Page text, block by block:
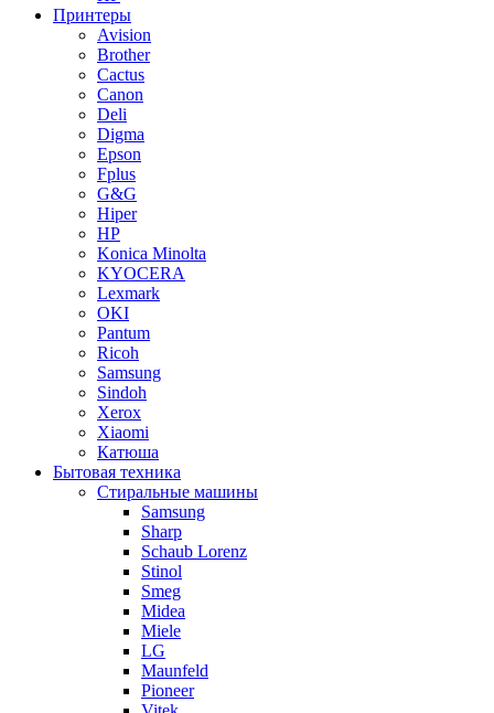
Принтеры
Avision
Brother
Cactus
Canon
Deli
Digma
Epson
Fplus
G&G
Hiper
HP
Konica Minolta
KYOCERA
Lexmark
OKI
Pantum
Ricoh
Samsung
Sindoh
Xerox
Xiaomi
Катюша
Бытовая техника
Стиральные машины
Samsung
Sharp
Schaub Lorenz
Stinol
Smeg
Midea
Miele
LG
Maunfeld
Pioneer